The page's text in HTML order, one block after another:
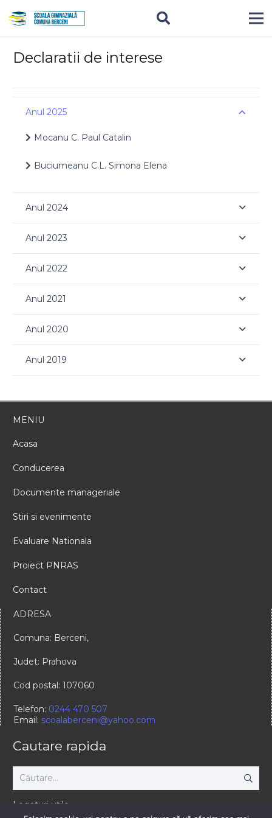
Declaratii de interese
Anul 2025
Mocanu C. Paul Catalin
Buciumeanu C.L. Simona Elena
Anul 2024
Anul 2023
Anul 2022
Anul 2021
Anul 2020
Anul 2019
MENIU
Acasa
Conducerea
Documente manageriale
Stiri si evenimente
Evaluare Nationala
Proiect PNRAS
Contact
ADRESA
Comuna: Berceni,
Judet: Prahova
Cod postal: 107060
Telefon: 0244 470 507
Email: scoalaberceni@yahoo.com
Cautare rapida
după:
Legaturi utile